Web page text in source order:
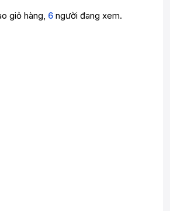
giỏ hàng, 6 người đang xem.